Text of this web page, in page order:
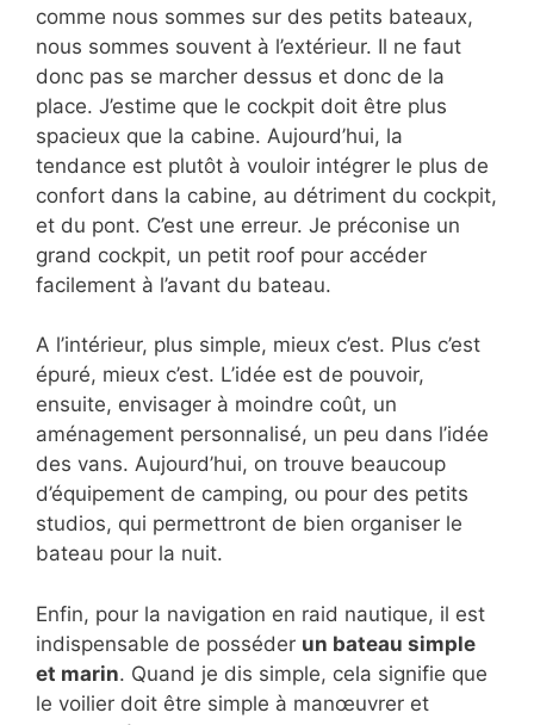
comme nous sommes sur des petits bateaux,
nous sommes souvent à l’extérieur. Il ne faut
donc pas se marcher dessus et donc de la
place. J’estime que le cockpit doit être plus
spacieux que la cabine. Aujourd’hui, la
tendance est plutôt à vouloir intégrer le plus de
confort dans la cabine, au détriment du cockpit,
et du pont. C’est une erreur. Je préconise un
grand cockpit, un petit roof pour accéder
facilement à l’avant du bateau.
A l’intérieur, plus simple, mieux c’est. Plus c’est
épuré, mieux c’est. L’idée est de pouvoir,
ensuite, envisager à moindre coût, un
aménagement personnalisé, un peu dans l’idée
des vans. Aujourd’hui, on trouve beaucoup
d’équipement de camping, ou pour des petits
studios, qui permettront de bien organiser le
bateau pour la nuit.
Enfin, pour la navigation en raid nautique, il est
indispensable de posséder un bateau simple
et marin. Quand je dis simple, cela signifie que
le voilier doit être simple à manœuvrer et